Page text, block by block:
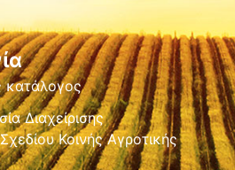
κατάλογος
Διαχείρισης
Κοινής Αγροτικής